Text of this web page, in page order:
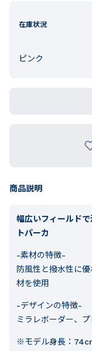
在庫状況
ピンク
商品説明
幅広いフィールド
トパーカ
-素材の特徴-
防風性と撥水性に
材を使用
-デザインの特徴-
ミラレボーダー、
※モデル身長：